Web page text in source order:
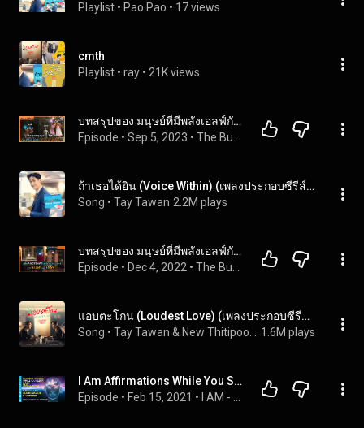
Playlist • Pao Pao • 17 views
cmth
Playlist • ray • 21K views
บทสรุปของ มนุษย์ที่มีพลังเอลฟ์กับนางฟ้า The Bureau of Magical Things Season 2
Episode • Sep 5, 2023 •
ถ้าเธอได้ยิน (Voice Within) (เพลงประกอบซีรีส์ Cherry Magic 30 ยังซิง)
Song • Tay Tawan 2.2M plays
บทสรุปของ มนุษย์ที่มีพลังเอลฟ์กับนางฟ้าThe Bureau of Magical Things Season 1
Episode • Dec 4, 2022 •
แอบตะโกน (Loudest Love) (เพลงประกอบซีรีส์ Cherry Magic 30 ยังซิง)
Song • 1.6M plays
I Am Affirmations While You Sleep. A Blissful Life, Health, Wealth & Happiness REPROGRAMMING.
Episode • Feb 15, 2021 •